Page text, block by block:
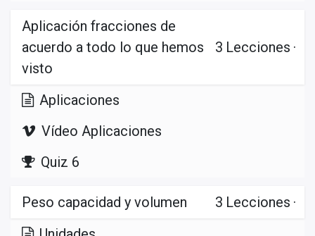
Aplicación fracciones de
acuerdo a todo lo que hemos
visto
3 Lecciones ·
Aplicaciones
Vídeo Aplicaciones
Quiz 6
Peso capacidad y volumen 3 Lecciones ·